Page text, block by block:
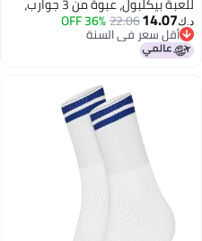
لون أسود، مقاس 10-13
د.ك‏14.07
22.06
36% OFF
أقل سعر في السنة
أقل سعر في السنة